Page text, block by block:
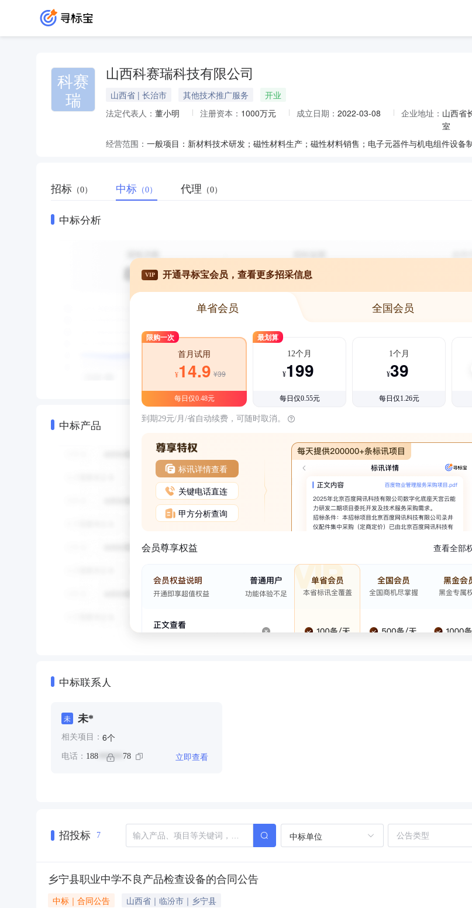
科赛
瑞
山西科赛瑞科技有限公司
山西省 | 长治市 其他技术推广服务
开业
法定代表人： 董小明 注册资本： 1000万元 成立日期： 2022-03-08 企业地址： 山西省
室
经营范围：
招标 （0） 中标 （0） 代理 （0）
中标分析
中标产品
VIP 开通寻标宝会员，查看更多招采信息
单省会员 全国会员
限购一次
首月试用
¥14.9 ¥39
每日仅0.48元
最划算
12个月
¥199
每日仅0.55元
1个月
¥39
每日仅1.26元
到期29元/月/省自动续费，可随时取消。
标讯详情查看
关键电话直连
甲方分析查询
会员尊享权益 查看全部
中标联系人
未 未*
相关项目： 6个
电话： 188 ****** 78 立即查看
招投标 7 中标单位
乡宁县职业中学不良产品检查设备的合同公告
中标｜合同公告
山西省｜临汾市｜乡宁县